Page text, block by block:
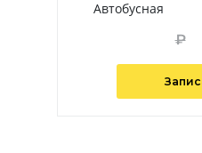
₽
Автобусная